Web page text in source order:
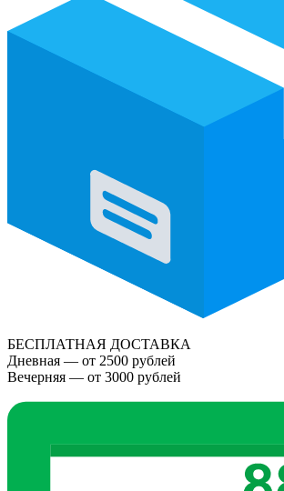
БЕСПЛАТНАЯ ДОСТАВКА
Дневная — от 2500 рублей
Вечерняя — от 3000 рублей